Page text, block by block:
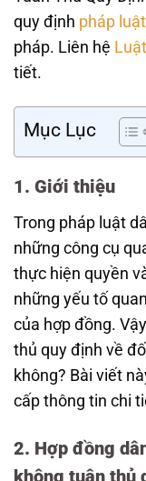
quy định pháp luật
pháp. Liên hệ
tiết.
Mục Lục
1. Giới thiệu
Trong pháp luật
những công cụ
thực hiện quyền
những yếu tố
của hợp đồng.
thủ quy định về
không? Bài viết
cấp thông tin chi
2. Hợp đồng